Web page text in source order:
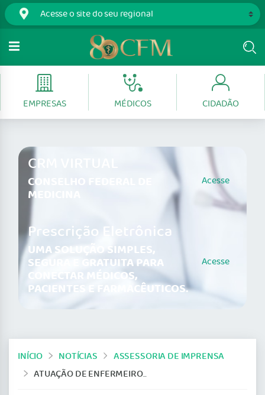
EMPRESAS MÉDICOS CIDADÃO
CRM VIRTUAL
CONSELHO FEDERAL DE
MEDICINA
Acesse
Prescrição Eletrônica
UMA SOLUÇÃO SIMPLES,
SEGURA E GRATUITA PARA
CONECTAR MÉDICOS,
PACIENTES E FARMACÊUTICOS.
Acesse
INÍCIO NOTÍCIAS
ASSESSORIA DE IMPRENSA
ATUAÇÃO DE ENFERMEIROS PREOCUPA CREMEB